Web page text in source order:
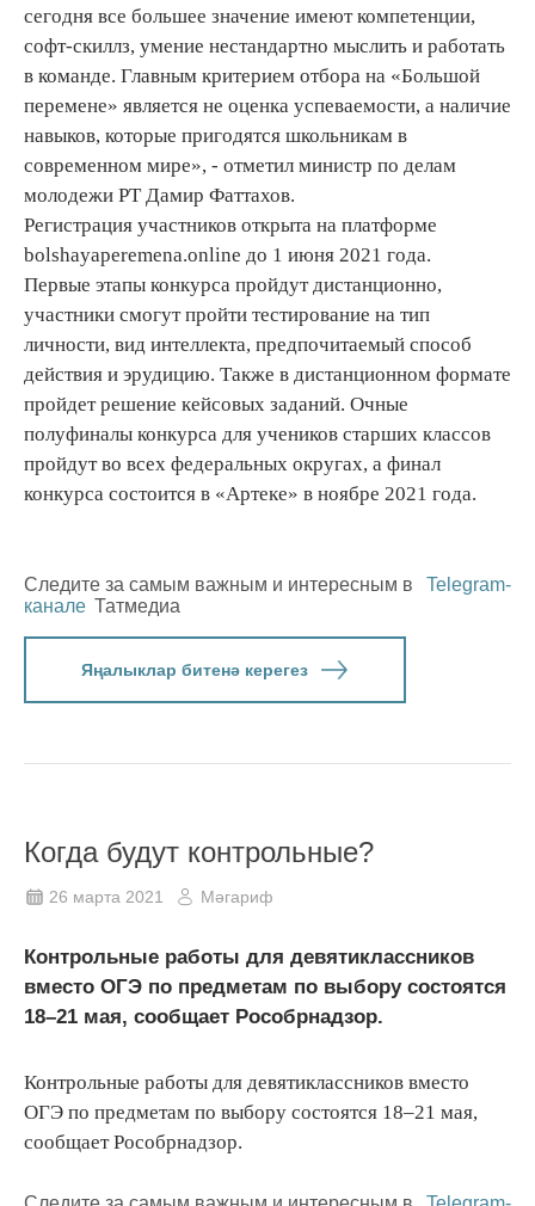
сегодня все большее значение имеют компетенции,
софт-скиллз, умение нестандартно мыслить и работать
в команде. Главным критерием отбора на «Большой
перемене» является не оценка успеваемости, а наличие
навыков, которые пригодятся школьникам в
современном мире», - отметил министр по делам
молодежи РТ Дамир Фаттахов.
Регистрация участников открыта на платформе
bolshayaperemena.online до 1 июня 2021 года.
Первые этапы конкурса пройдут дистанционно,
участники смогут пройти тестирование на тип
личности, вид интеллекта, предпочитаемый способ
действия и эрудицию. Также в дистанционном формате
пройдет решение кейсовых заданий. Очные
полуфиналы конкурса для учеников старших классов
пройдут во всех федеральных округах, а финал
конкурса состоится в «Артеке» в ноябре 2021 года.
Следите за самым важным и интересным в
Telegram-
канале Татмедиа
Яңалыклар битенә керегез
Когда будут контрольные?
26 марта 2021 Мәгариф
Контрольные работы для девятиклассников
вместо ОГЭ по предметам по выбору состоятся
18–21 мая, сообщает Рособрнадзор.
Контрольные работы для девятиклассников вместо
ОГЭ по предметам по выбору состоятся 18–21 мая,
сообщает Рособрнадзор.